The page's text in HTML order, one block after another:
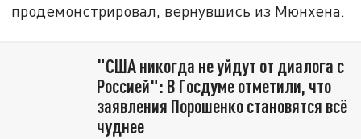
продемонстрировал, вернувшись из Мюнхена.
"США никогда не уйдут от диалога с
Россией": В Госдуме отметили, что
заявления Порошенко становятся всё
чуднее